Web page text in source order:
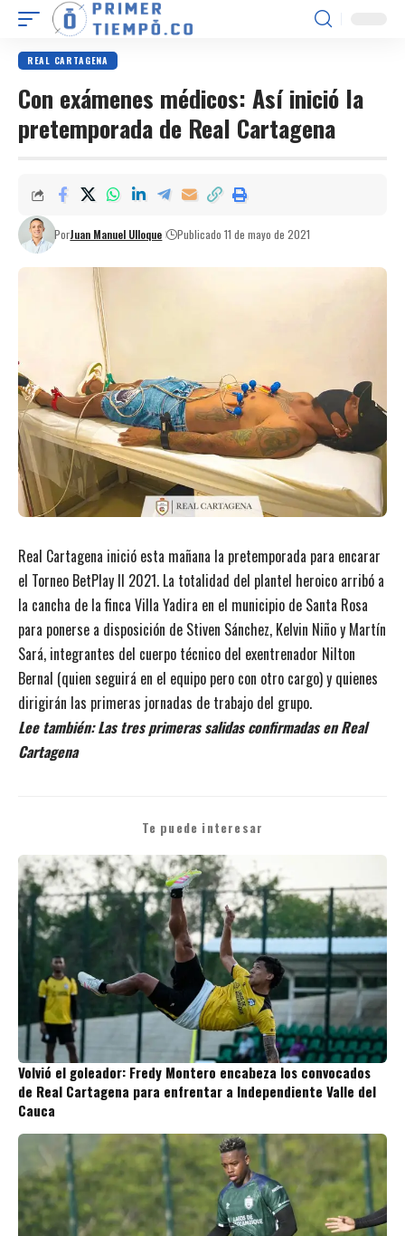
REAL CARTAGENA
Con exámenes médicos: Así inició la
pretemporada de Real Cartagena
PorJuan Manuel Ulloque Publicado 11 de mayo de 2021
Real Cartagena inició esta mañana la pretemporada para encarar
el Torneo BetPlay II 2021. La totalidad del plantel heroico arribó a
la cancha de la finca Villa Yadira en el municipio de Santa Rosa
para ponerse a disposición de Stiven Sánchez, Kelvin Niño y Martín
Sará, integrantes del cuerpo técnico del exentrenador Nilton
Bernal (quien seguirá en el equipo pero con otro cargo) y quienes
dirigirán las primeras jornadas de trabajo del grupo.
Lee también:Las tres primeras salidas confirmadas en Real
Cartagena
Te puede interesar
Volvió el goleador: Fredy Montero encabeza los convocados
de Real Cartagena para enfrentar a Independiente Valle del
Cauca